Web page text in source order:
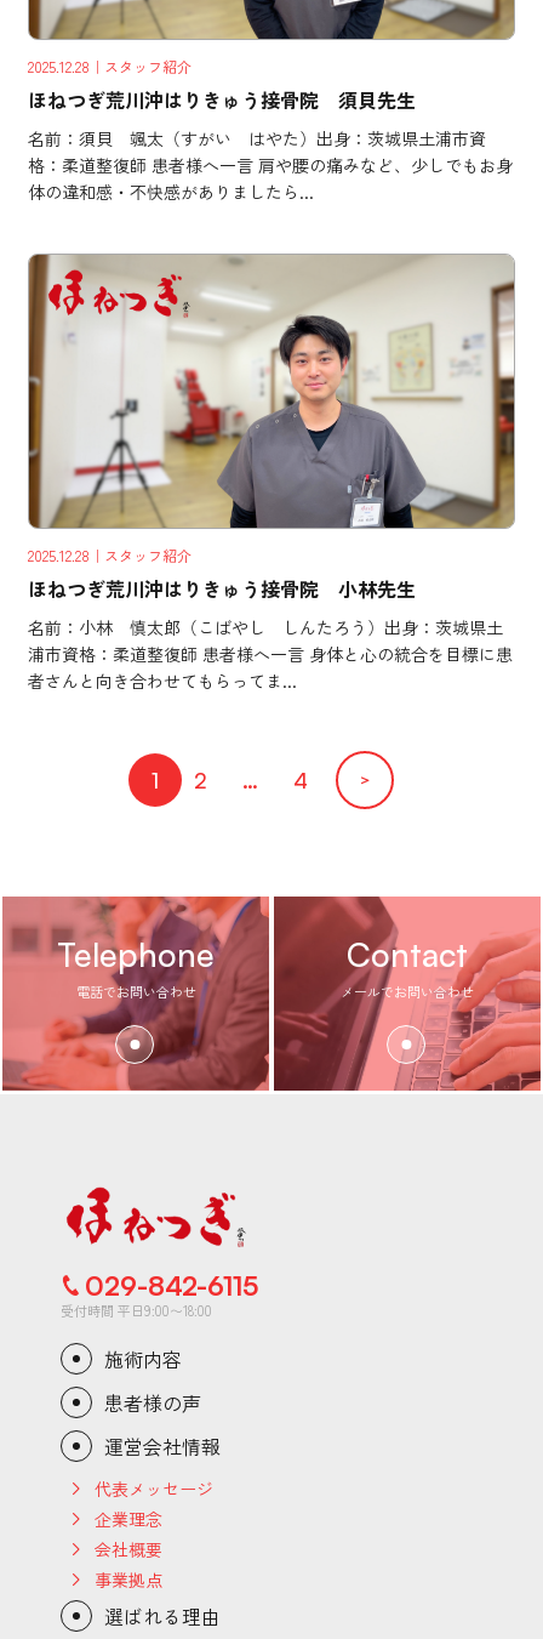
2025.12.28 ｜スタッフ紹介
ほねつぎ荒川沖はりきゅう接骨院 須貝先生
名前：須貝 颯太（すがい はやた）出身：茨城県土浦市資
格：柔道整復師 患者様へ一言 肩や腰の痛みなど、少しでもお身
体の違和感・不快感がありましたら...
2025.12.28 ｜スタッフ紹介
ほねつぎ荒川沖はりきゅう接骨院 小林先生
名前：小林 慎太郎（こばやし しんたろう）出身：茨城県土
浦市資格：柔道整復師 患者様へ一言 身体と心の統合を目標に患
者さんと向き合わせてもらってま...
1 2 … 4 ＞
Telephone
電話でお問い合わせ
Contact
メールでお問い合わせ
029-842-6115
受付時間 平日9:00〜18:00
施術内容
患者様の声
運営会社情報
代表メッセージ
企業理念
会社概要
事業拠点
選ばれる理由